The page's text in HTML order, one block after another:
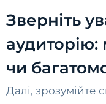
Зверніть
аудиторію:
чи
Далі, зрозумійте